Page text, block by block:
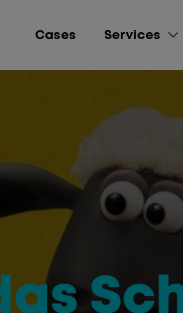
Cases Services
e-Commerce
Lead Gen
Brand Awareness
Performance
Social Media
Content Creation